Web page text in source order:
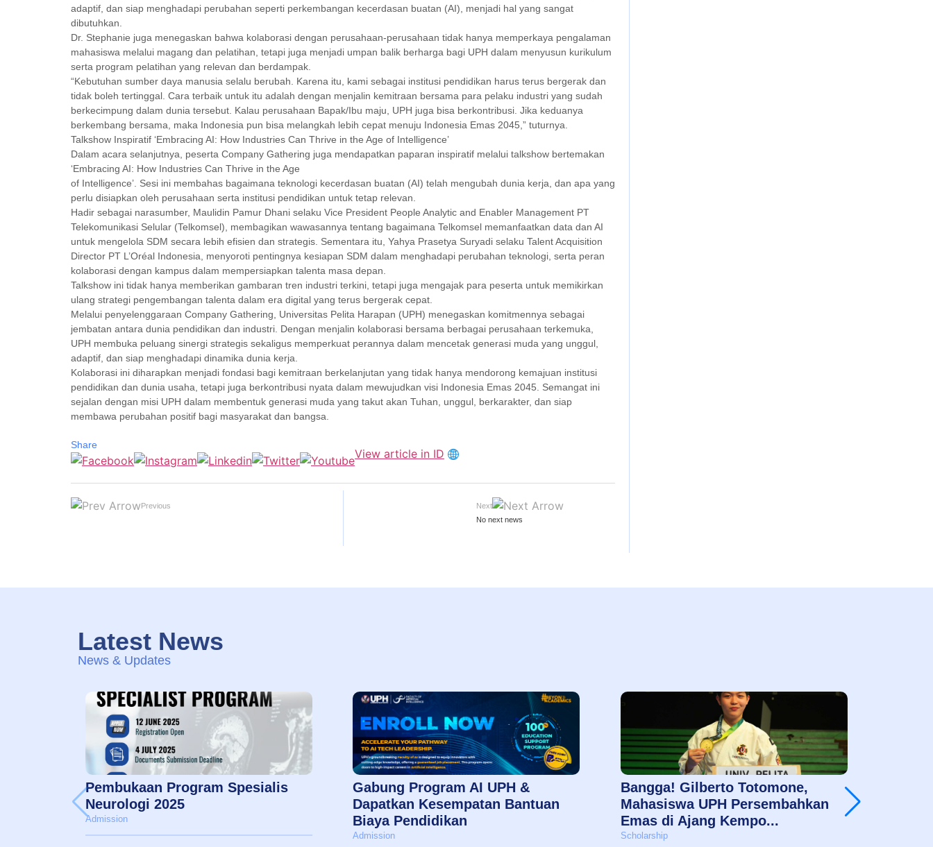
adaptif, dan siap menghadapi perubahan seperti perkembangan kecerdasan buatan (AI), menjadi hal yang sangat
dibutuhkan.
Dr. Stephanie juga menegaskan bahwa kolaborasi dengan perusahaan-perusahaan tidak hanya memperkaya pengalaman
mahasiswa melalui magang dan pelatihan, tetapi juga menjadi umpan balik berharga bagi UPH dalam menyusun kurikulum
serta program pelatihan yang relevan dan berdampak.
“Kebutuhan sumber daya manusia selalu berubah. Karena itu, kami sebagai institusi pendidikan harus terus bergerak dan
tidak boleh tertinggal. Cara terbaik untuk itu adalah dengan menjalin kemitraan bersama para pelaku industri yang sudah
berkecimpung dalam dunia tersebut. Kalau perusahaan Bapak/Ibu maju, UPH juga bisa berkontribusi. Jika keduanya
berkembang bersama, maka Indonesia pun bisa melangkah lebih cepat menuju Indonesia Emas 2045,” tuturnya.
Talkshow Inspiratif ‘Embracing AI: How Industries Can Thrive in the Age of Intelligence’
Dalam acara selanjutnya, peserta Company Gathering juga mendapatkan paparan inspiratif melalui talkshow bertemakan
‘Embracing AI: How Industries Can Thrive in the Age
of Intelligence’. Sesi ini membahas bagaimana teknologi kecerdasan buatan (AI) telah mengubah dunia kerja, dan apa yang
perlu disiapkan oleh perusahaan serta institusi pendidikan untuk tetap relevan.
Hadir sebagai narasumber, Maulidin Pamur Dhani selaku Vice President People Analytic and Enabler Management PT
Telekomunikasi Selular (Telkomsel), membagikan wawasannya tentang bagaimana Telkomsel memanfaatkan data dan AI
untuk mengelola SDM secara lebih efisien dan strategis. Sementara itu, Yahya Prasetya Suryadi selaku Talent Acquisition
Director PT L’Oréal Indonesia, menyoroti pentingnya kesiapan SDM dalam menghadapi perubahan teknologi, serta peran
kolaborasi dengan kampus dalam mempersiapkan talenta masa depan.
Talkshow ini tidak hanya memberikan gambaran tren industri terkini, tetapi juga mengajak para peserta untuk memikirkan
ulang strategi pengembangan talenta dalam era digital yang terus bergerak cepat.
Melalui penyelenggaraan Company Gathering, Universitas Pelita Harapan (UPH) menegaskan komitmennya sebagai
jembatan antara dunia pendidikan dan industri. Dengan menjalin kolaborasi bersama berbagai perusahaan terkemuka,
UPH membuka peluang sinergi strategis sekaligus memperkuat perannya dalam mencetak generasi muda yang unggul,
adaptif, dan siap menghadapi dinamika dunia kerja.
Kolaborasi ini diharapkan menjadi fondasi bagi kemitraan berkelanjutan yang tidak hanya mendorong kemajuan institusi
pendidikan dan dunia usaha, tetapi juga berkontribusi nyata dalam mewujudkan visi Indonesia Emas 2045. Semangat ini
sejalan dengan misi UPH dalam membentuk generasi muda yang takut akan Tuhan, unggul, berkarakter, dan siap
membawa perubahan positif bagi masyarakat dan bangsa.
Share
View article in ID
Previous
Next
No next news
Latest News
News & Updates
Pembukaan Program Spesialis
Neurologi 2025
Admission
Gabung Program AI UPH &
Dapatkan Kesempatan Bantuan
Biaya Pendidikan
Admission
Bangga! Gilberto Totomone,
Mahasiswa UPH Persembahkan
Emas di Ajang Kempo...
Scholarship